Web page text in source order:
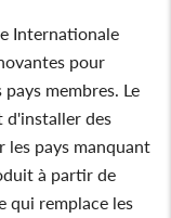
Internationale
pour
membres. Le
des
les pays manquant
à partir de
qui remplace les